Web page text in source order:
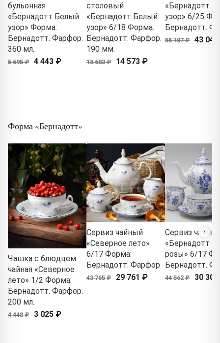
бульонная
«Бернадотт Белый
узор» Форма:
Бернадотт. Фарфор.
360 мл.
5 695 ₽ 4 443 ₽
столовый
«Бернадотт Белый
узор» 6/18 Форма:
Бернадотт. Фарфор.
190 мм.
18 683 ₽ 14 573 ₽
«Бернадотт
узор» 6/25
Бернадотт.
55 187 ₽ 43
Форма «Бернадотт»
Чашка с блюдцем
чайная «Северное
лето» 1/2 Форма:
Бернадотт. Фарфор.
200 мл.
4 448 ₽ 3 025 ₽
Сервиз чайный
«Северное лето»
6/17 Форма:
Бернадотт. Фарфор
43 765 ₽ 29 761 ₽
Сервиз
«Бернадотт
розы» 6/17
Бернадотт.
44 562 ₽ 30